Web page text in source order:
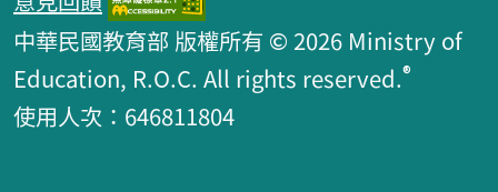
中華民國教育部 版權所有 © 2026 Ministry of
Education, R.O.C. All rights reserved.®
使用人次：646811804